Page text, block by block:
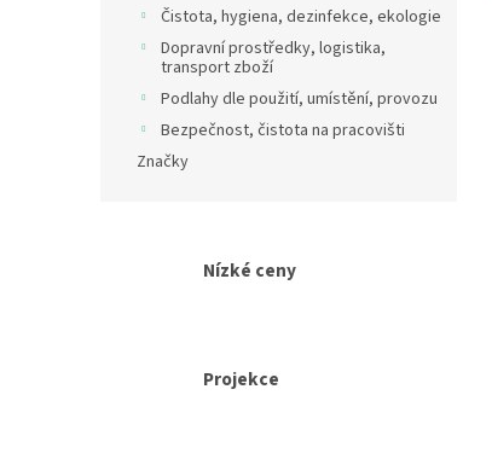
Čistota, hygiena, dezinfekce, ekologie
Dopravní prostředky, logistika,
transport zboží
Podlahy dle použití, umístění, provozu
Bezpečnost, čistota na pracovišti
Značky
Nízké ceny
Projekce